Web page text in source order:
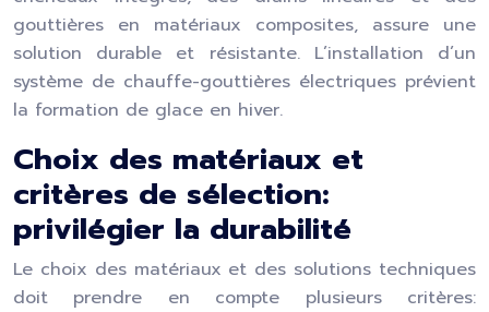
gouttières en matériaux composites, assure une
solution durable et résistante. L’installation d’un
système de chauffe-gouttières électriques prévient
la formation de glace en hiver.
Choix des matériaux et
critères de sélection:
privilégier la durabilité
Le choix des matériaux et des solutions techniques
doit prendre en compte plusieurs critères: